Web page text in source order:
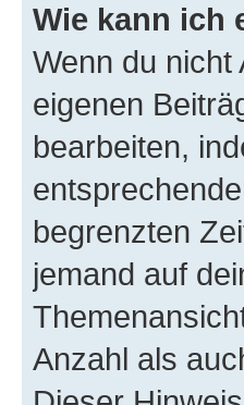
Wie kann ich
Wenn du
eigenen
bearbeiten,
begrenzten
jemand auf
Anzahl als